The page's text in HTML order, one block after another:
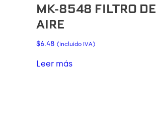
MK-8548 FILTRO DE
AIRE
$6.48 (incluido IVA)
Leer más